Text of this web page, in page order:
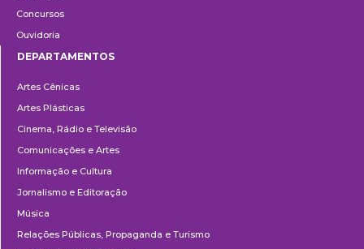
Concursos
Ouvidoria
DEPARTAMENTOS
Artes Cênicas
Artes Plásticas
Cinema, Rádio e Televisão
Comunicações e Artes
Informação e Cultura
Jornalismo e Editoração
Música
Relações Públicas, Propaganda e Turismo